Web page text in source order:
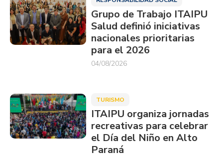
Grupo de Trabajo ITAIPU
Salud definió iniciativas
nacionales prioritarias
para el 2026
04/08/2026
TURISMO
ITAIPU organiza jornadas
recreativas para celebrar
el Día del Niño en Alto
Paraná